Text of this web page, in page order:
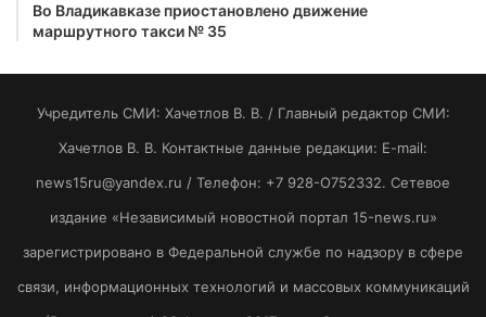
Во Владикавказе приостановлено движение
маршрутного такси № 35
Учредитель СМИ: Хaчeтлoв B. B. / Главный редактор СМИ:
Хaчeтлoв B. B. Контактные данные редакции: E-mail:
news15ru@yandex.ru / Телефон: +7 928-O752332. Сетевое
издание «Независимый новостной портал 15-news.ru»
зарегистрировано в Федеральной службе по надзору в сфере
связи, информационных технологий и массовых коммуникаций